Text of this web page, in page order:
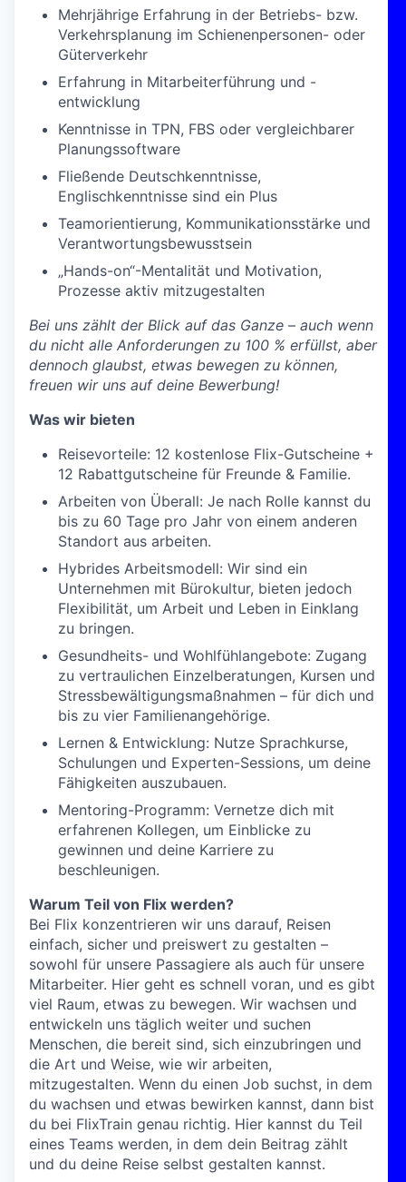
Mehrjährige Erfahrung in der Betriebs- bzw.
Verkehrsplanung im Schienenpersonen- oder
Güterverkehr
Erfahrung in Mitarbeiterführung und -
entwicklung
Kenntnisse in TPN, FBS oder vergleichbarer
Planungssoftware
Fließende Deutschkenntnisse,
Englischkenntnisse sind ein Plus
Teamorientierung, Kommunikationsstärke und
Verantwortungsbewusstsein
„Hands-on“-Mentalität und Motivation,
Prozesse aktiv mitzugestalten
Bei uns zählt der Blick auf das Ganze – auch wenn
du nicht alle Anforderungen zu 100 % erfüllst, aber
dennoch glaubst, etwas bewegen zu können,
freuen wir uns auf deine Bewerbung!
Was wir bieten
Reisevorteile: 12 kostenlose Flix-Gutscheine +
12 Rabattgutscheine für Freunde & Familie.
Arbeiten von Überall: Je nach Rolle kannst du
bis zu 60 Tage pro Jahr von einem anderen
Standort aus arbeiten.
Hybrides Arbeitsmodell: Wir sind ein
Unternehmen mit Bürokultur, bieten jedoch
Flexibilität, um Arbeit und Leben in Einklang
zu bringen.
Gesundheits- und Wohlfühlangebote: Zugang
zu vertraulichen Einzelberatungen, Kursen und
Stressbewältigungsmaßnahmen – für dich und
bis zu vier Familienangehörige.
Lernen & Entwicklung: Nutze Sprachkurse,
Schulungen und Experten-Sessions, um deine
Fähigkeiten auszubauen.
Mentoring-Programm: Vernetze dich mit
erfahrenen Kollegen, um Einblicke zu
gewinnen und deine Karriere zu
beschleunigen.
Warum Teil von Flix werden?
Bei Flix konzentrieren wir uns darauf, Reisen
einfach, sicher und preiswert zu gestalten –
sowohl für unsere Passagiere als auch für unsere
Mitarbeiter. Hier geht es schnell voran, und es gibt
viel Raum, etwas zu bewegen. Wir wachsen und
entwickeln uns täglich weiter und suchen
Menschen, die bereit sind, sich einzubringen und
die Art und Weise, wie wir arbeiten,
mitzugestalten. Wenn du einen Job suchst, in dem
du wachsen und etwas bewirken kannst, dann bist
du bei FlixTrain genau richtig. Hier kannst du Teil
eines Teams werden, in dem dein Beitrag zählt
und du deine Reise selbst gestalten kannst.